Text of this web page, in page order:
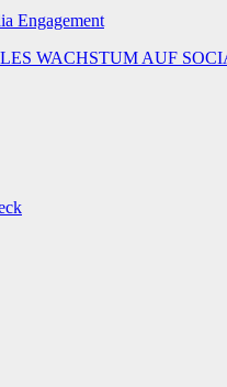
Engagement
WACHSTUM AUF